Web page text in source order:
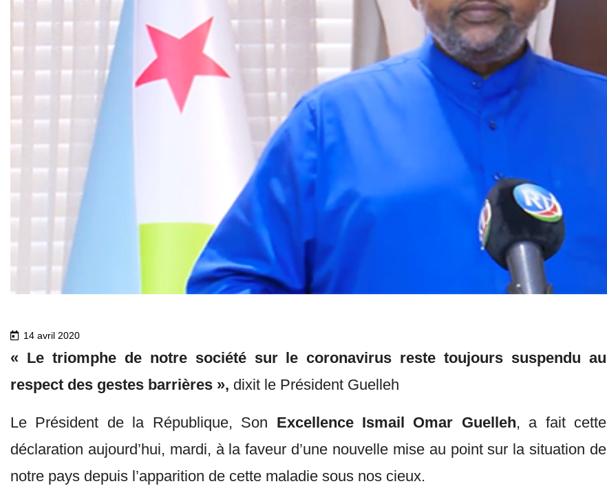
14 avril 2020
« Le triomphe de notre société sur le coronavirus reste toujours suspendu au
respect des gestes barrières », dixit le Président Guelleh
Le Président de la République, Son Excellence Ismail Omar Guelleh, a fait cette
déclaration aujourd’hui, mardi, à la faveur d’une nouvelle mise au point sur la situation de
notre pays depuis l’apparition de cette maladie sous nos cieux.